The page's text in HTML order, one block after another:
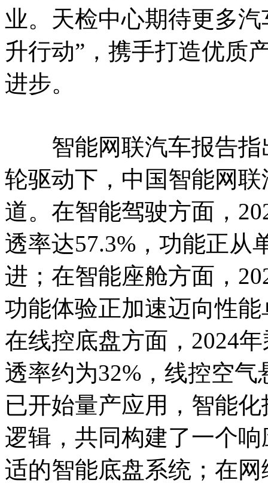
业。天检中心期待更多
升行动”，携手打造优质
进步。
智能网联汽车报告指
轮驱动下，中国智能网
道。在智能驾驶方面，
透率达57.3%，功能正从
进；在智能座舱方面，
功能体验正加速迈向性
在线控底盘方面，2024
透率约为32%，线控空
已开始量产应用，智能
逻辑，共同构建了一个
适的智能底盘系统；在